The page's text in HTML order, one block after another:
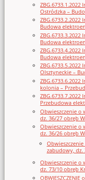
ZBG.6733.1.2022
Ostródzka –
ZBG.6733.2.2022
Budowa
ZBG.6733.3.2022
Budowa
Budowa
Olsztyneckie –
kolonia –
ZBG.6733.7.2022
Przebudowa
Obwieszczenie o
dz. 36/27 obręb
Obwieszczenie o
dz. 36/26 obręb
zabudowy, dz.
Obwieszczenie o
dz. 73/10 obręb